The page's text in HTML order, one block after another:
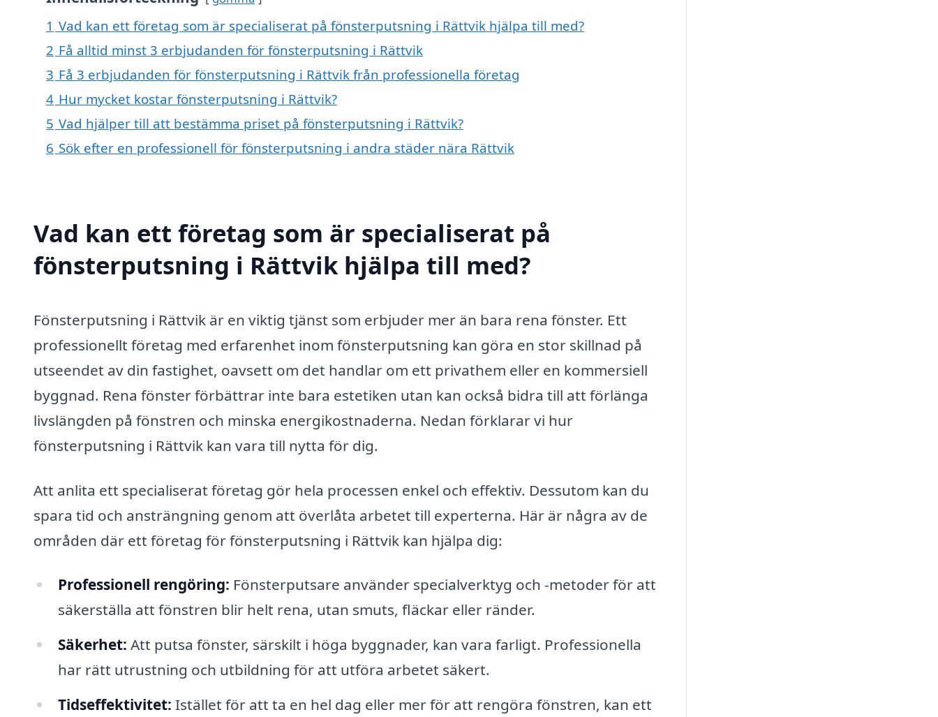
1 Vad kan ett företag som är specialiserat på fönsterputsning i Rättvik hjälpa till med?
2 Få alltid minst 3 erbjudanden för fönsterputsning i Rättvik
3 Få 3 erbjudanden för fönsterputsning i Rättvik från professionella företag
4 Hur mycket kostar fönsterputsning i Rättvik?
5 Vad hjälper till att bestämma priset på fönsterputsning i Rättvik?
6 Sök efter en professionell för fönsterputsning i andra städer nära Rättvik
Vad kan ett företag som är specialiserat på
fönsterputsning i Rättvik hjälpa till med?
Fönsterputsning i Rättvik är en viktig tjänst som erbjuder mer än bara rena fönster. Ett
professionellt företag med erfarenhet inom fönsterputsning kan göra en stor skillnad på
utseendet av din fastighet, oavsett om det handlar om ett privathem eller en kommersiell
byggnad. Rena fönster förbättrar inte bara estetiken utan kan också bidra till att förlänga
livslängden på fönstren och minska energikostnaderna. Nedan förklarar vi hur
fönsterputsning i Rättvik kan vara till nytta för dig.
Att anlita ett specialiserat företag gör hela processen enkel och effektiv. Dessutom kan du
spara tid och ansträngning genom att överlåta arbetet till experterna. Här är några av de
områden där ett företag för fönsterputsning i Rättvik kan hjälpa dig:
Professionell rengöring: Fönsterputsare använder specialverktyg och -metoder för att
säkerställa att fönstren blir helt rena, utan smuts, fläckar eller ränder.
Säkerhet: Att putsa fönster, särskilt i höga byggnader, kan vara farligt. Professionella
har rätt utrustning och utbildning för att utföra arbetet säkert.
Tidseffektivitet: Istället för att ta en hel dag eller mer för att rengöra fönstren, kan ett